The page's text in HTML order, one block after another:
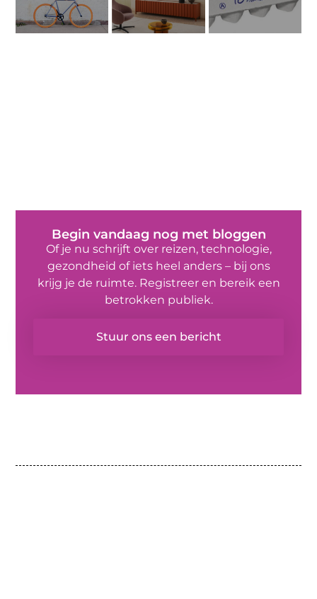
Begin vandaag nog met bloggen
Of je nu schrijft over reizen, technologie,
gezondheid of iets heel anders – bij ons
krijg je de ruimte. Registreer en bereik een
betrokken publiek.
Stuur ons een bericht